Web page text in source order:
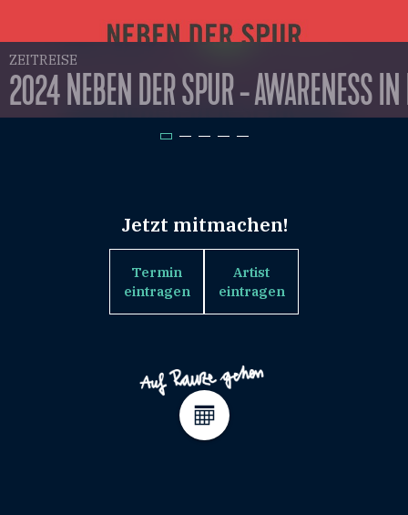
ZEITREISE
2024 NEBEN DER SPUR - AWARENESS IN
Jetzt mitmachen!
Termin
eintragen
Artist
eintragen